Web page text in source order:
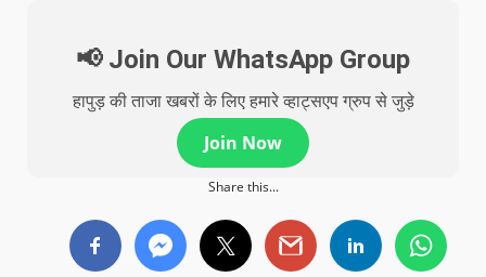
📢 Join Our WhatsApp Group
हापुड़ की ताजा खबरों के लिए हमारे व्हाट्सएप ग्रुप से जुड़े
Join Now
Share this...